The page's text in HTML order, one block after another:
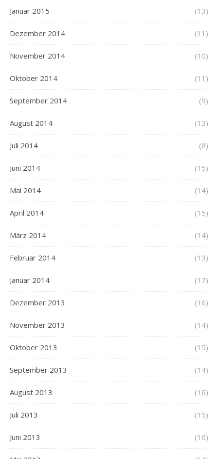
Januar 2015 (13)
Dezember 2014 (11)
November 2014 (10)
Oktober 2014 (11)
September 2014 (9)
August 2014 (13)
Juli 2014 (8)
Juni 2014 (15)
Mai 2014 (14)
April 2014 (15)
März 2014 (14)
Februar 2014 (13)
Januar 2014 (17)
Dezember 2013 (16)
November 2013 (14)
Oktober 2013 (15)
September 2013 (14)
August 2013 (16)
Juli 2013 (15)
Juni 2013 (16)